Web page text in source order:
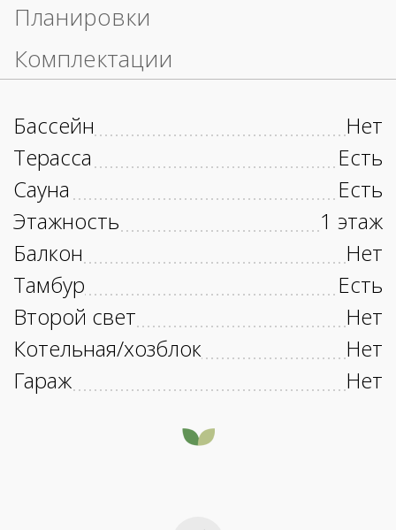
Планировки
Комплектации
Бассейн
Нет
Терасса
Есть
Сауна
Есть
Этажность
1 этаж
Балкон
Нет
Тамбур
Есть
Второй свет
Нет
Котельная/хозблок
Нет
Гараж
Нет